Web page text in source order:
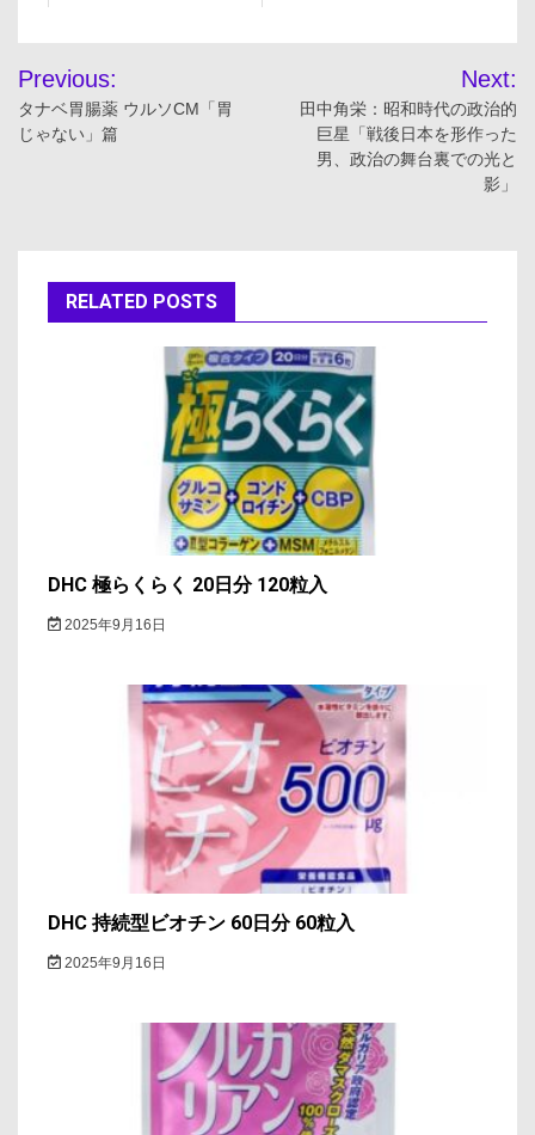
投
稿
ー
Previous:
タナベ胃腸薬 ウルソCM「胃
じゃない」篇
Next:
田中角栄：昭和時代の政治的
巨星「戦後日本を形作った
男、政治の舞台裏での光と
影」
RELATED POSTS
DHC 極らくらく 20日分 120粒入
2025年9月16日
DHC 持続型ビオチン 60日分 60粒入
2025年9月16日